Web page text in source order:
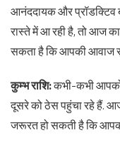
आनंददायक और प्रॉडक्टिव
रास्ते में आ रही है, तो आज
सकता है कि आपकी आवाज
कुम्भ राशि:कभी-कभी आपको
दूसरे को ठेस पहुंचा रहे हैं.
जरूरत हो सकती है कि